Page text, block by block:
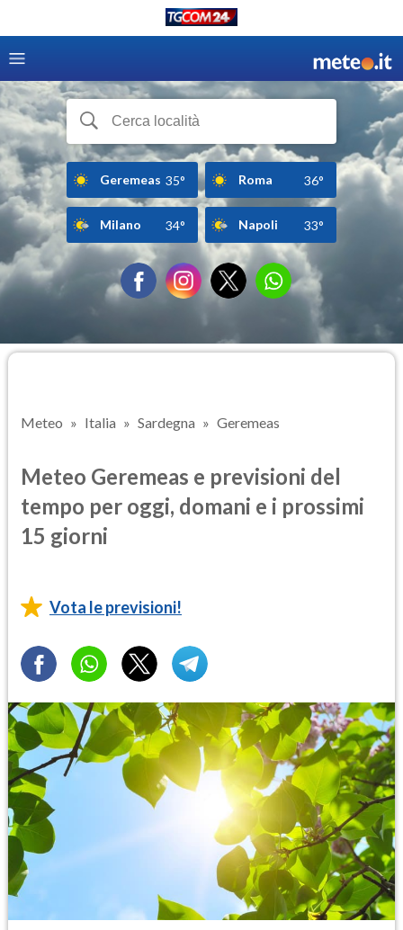
Geremeas 35° Roma 36°
Milano 34° Napoli 33°
Meteo Italia Sardegna Geremeas
Meteo Geremeas e previsioni del
tempo per oggi, domani e i prossimi
15 giorni
Vota le previsioni!